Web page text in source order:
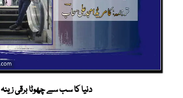
دنیا کا سب سے چھوٹا برقی زینہ